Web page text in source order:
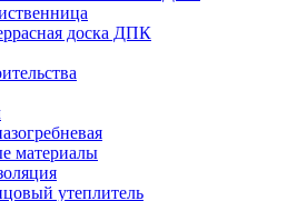
доска ДПК
материалы
утеплитель